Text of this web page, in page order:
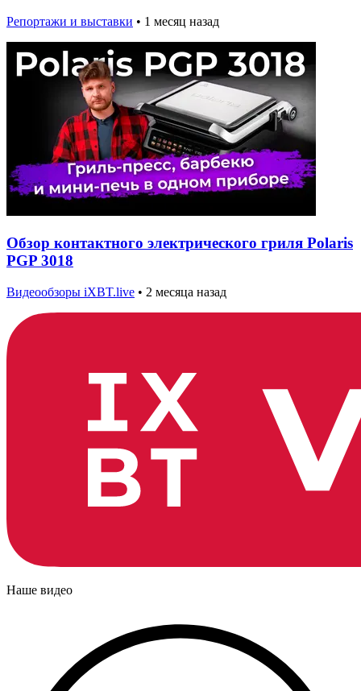
Репортажи и выставки • 1 месяц назад
Обзор контактного электрического гриля Polaris
PGP 3018
Видеообзоры iXBT.live • 2 месяца назад
Наше видео